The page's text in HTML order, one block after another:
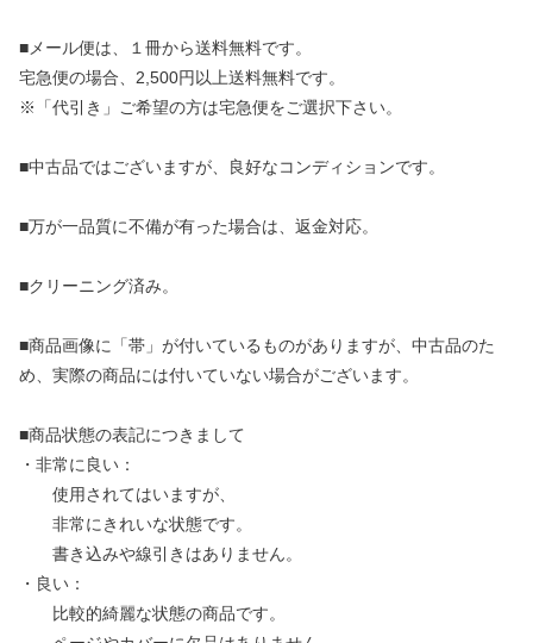
■メール便は、１冊から送料無料です。
宅急便の場合、2,500円以上送料無料です。
※「代引き」ご希望の方は宅急便をご選択下さい。
■中古品ではございますが、良好なコンディションです。
■万が一品質に不備が有った場合は、返金対応。
■クリーニング済み。
■商品画像に「帯」が付いているものがありますが、中古品のた
め、実際の商品には付いていない場合がございます。
■商品状態の表記につきまして
・非常に良い：
使用されてはいますが、
非常にきれいな状態です。
書き込みや線引きはありません。
・良い：
比較的綺麗な状態の商品です。